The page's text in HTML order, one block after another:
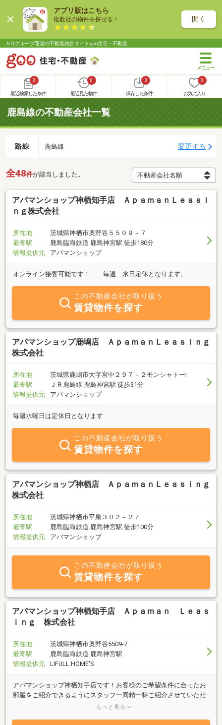
アプリ版はこちら
複数社の物件を探せる！ 開く
NTTグループ運営の不動産総合サイト goo住宅・不動産
0
最近検索した条件
0
最近見た物件
0
保存した条件
0
お気に入り
鹿島線の不動産会社一覧
路線 鹿島線 変更する
全48件が該当しました。
アパマンショップ神栖知手店 ＡｐａｍａｎＬｅａｓｉ
ｎｇ株式会社
所在地
茨城県神栖市奥野谷５５０９－７
最寄駅
鹿島臨海鉄道 鹿島神宮駅 徒歩180分
情報提供元
アパマンショップ
オンライン接客可能です！ 毎週 水日定休となります。
この不動産会社が取り扱う
賃貸物件を探す
アパマンショップ鹿嶋店 ＡｐａｍａｎＬｅａｓｉｎｇ
株式会社
所在地
茨城県鹿嶋市大字宮中２９７－２モンシャトーⅠ
最寄駅
ＪＲ鹿島線 鹿島神宮駅 徒歩31分
情報提供元
アパマンショップ
毎週水曜日は定休日となります
この不動産会社が取り扱う
賃貸物件を探す
アパマンショップ神栖店 ＡｐａｍａｎＬｅａｓｉｎｇ
株式会社
所在地
茨城県神栖市平泉３０２－２７
最寄駅
鹿島臨海鉄道 鹿島神宮駅 徒歩100分
情報提供元
アパマンショップ
この不動産会社が取り扱う
賃貸物件を探す
アパマンショップ神栖知手店 Ａｐａｍａｎ Ｌｅａｓ
ｉｎｇ 株式会社
所在地
茨城県神栖市奥野谷5509-7
最寄駅
鹿島臨海鉄道 鹿島神宮駅
情報提供元
LIFULL HOME'S
アパマンショップ神栖知手店です！お客様のご希望条件に合ったお
部屋をご紹介できるようにスタッフ一同精一杯ご紹介させていただ
きます！「こんな場所がいいな」「この設備が欲しい」等お気軽に
もっと見る